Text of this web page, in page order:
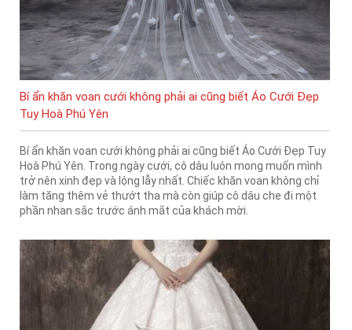
Bí ẩn khăn voan cưới không phải ai cũng biết Áo Cưới Đẹp
Tuy Hoà Phú Yên
Bí ẩn khăn voan cưới không phải ai cũng biết Áo Cưới Đẹp Tuy
Hoà Phú Yên. Trong ngày cưới, cô dâu luôn mong muốn mình
trở nên xinh đẹp và lộng lẫy nhất. Chiếc khăn voan không chỉ
làm tăng thêm vẻ thướt tha mà còn giúp cô dâu che đi một
phần nhan sắc trước ánh mắt của khách mời.